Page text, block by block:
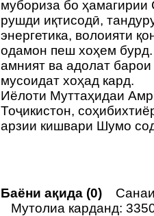
мубориза бо ҳамагирии
рушди иқтисодӣ,
энергетика, волоияти
одамон пеш хоҳем
амният ва адолат
мусоидат хоҳад кард.
Иёлоти Муттаҳидаи
Тоҷикистон,
арзии кишвари Шумо
Баёни ақида (0)
Мутолиа карданд: